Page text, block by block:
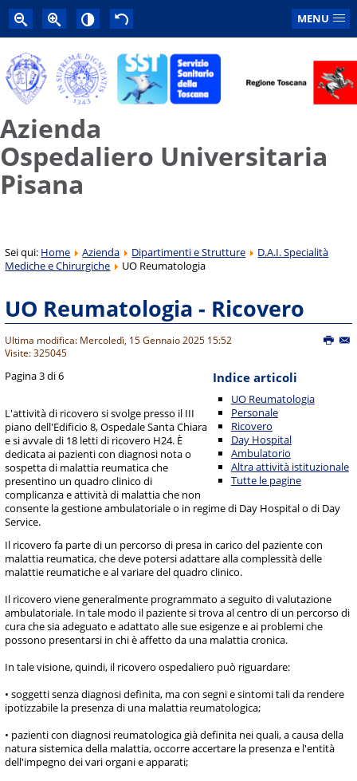
MENU
Azienda
Ospedaliero Universitaria
Pisana
Sei qui: Home Azienda Dipartimenti e Strutture
D.A.I. Specialità
Mediche e Chirurgiche
UO Reumatologia
UO Reumatologia - Ricovero
Ultima modifica: Mercoledì, 15 Gennaio 2025 15:52
Visite: 325045
Indice articoli
UO Reumatologia
Personale
Ricovero
Day Hospital
Ambulatorio
Altra attività istituzionale
Tutte le pagine
Pagina 3 di 6
L'attività di ricovero si svolge presso il III
piano dell'Edificio 8, Ospedale Santa Chiara
e si avvale di 18 letti di ricovero H24. È
dedicata ai pazienti con diagnosi nota o
sospetta di malattia reumatica che
presentino un quadro clinico di
complicanza e attività di malattia che non
consente la gestione ambulatoriale o in regime di Day Hospital o di Day
Service.
Il ricovero fa parte di un percorso di presa in carico del paziente con
malattia reumatica, che deve potersi adattare alla complessità delle
malattie reumatiche e al variare del quadro clinico.
Il ricovero viene generalmente programmato a seguito di valutazione
ambulatoriale. In tale modo il paziente si trova al centro di un percorso di
cura che sia adeguato e adattato alle sue esigenze e ai problemi che
possono presentarsi in chi è affetto da una malattia cronica.
In tale visione, quindi, il ricovero ospedaliero può riguardare:
• soggetti senza diagnosi definita, ma con segni e sintomi tali da rendere
ipotizzabile la presenza di una malattia reumatologica;
• pazienti con diagnosi reumatologica già definita nei quali, a causa della
natura sistemica della malattia, occorre accertare la presenza e l'entità
dell'impegno dei vari organi e apparati;